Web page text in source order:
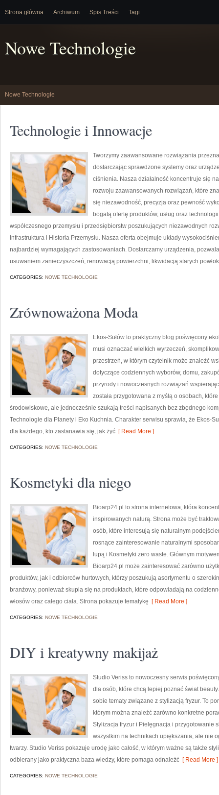
Strona główna Archiwum Spis Treści Tagi
Nowe Technologie
Nowe Technologie
Technologie i Innowacje
Tworzymy zaawansowane rozwiązania
dostarczając sprawdzone systemy oraz
ciśnienia. Nasza działalność koncentruje się
rozwoju zaawansowanych rozwiązań, które
się niezawodność, precyzja oraz pewność
bogatą ofertę produktów, usług oraz
współczesnego przemysłu i przedsiębiorstw poszukujących niezawodnych
Infrastruktura i Historia Przemysłu. Nasza oferta obejmuje układy
najbardziej wymagających zastosowaniach. Dostarczamy urządzenia,
usuwaniem zanieczyszczeń, renowacją powierzchni, likwidacją starych
CATEGORIES: NOWE TECHNOLOGIE
Zrównoważona Moda
Ekos-Sułów to praktyczny blog poświęcony
musi oznaczać wielkich wyrzeczeń,
przestrzeń, w którym czytelnik może znaleźć
dotyczące codziennych wyborów, domu,
przyrody i nowoczesnych rozwiązań
została przygotowana z myślą o osobach,
środowiskowe, ale jednocześnie szukają treści napisanych bez zbędnego
Technologie dla Planety i Eko Kuchnia. Charakter serwisu sprawia, że Ekos-
dla każdego, kto zastanawia się, jak żyć [ Read More ]
CATEGORIES: NOWE TECHNOLOGIE
Kosmetyki dla niego
Bioarp24.pl to strona internetowa, która
inspirowanych naturą. Strona może być
osób, które interesują się naturalnym
rosnące zainteresowanie naturalnymi
lupą i Kosmetyki zero waste. Głównym
Bioarp24.pl może zainteresować zarówno
produktów, jak i odbiorców hurtowych, którzy poszukują asortymentu o
branżowy, ponieważ skupia się na produktach, które odpowiadają na
włosów oraz całego ciała. Strona pokazuje tematykę [ Read More ]
CATEGORIES: NOWE TECHNOLOGIE
DIY i kreatywny makijaż
Studio Veriss to nowoczesny serwis
dla osób, które chcą lepiej poznać świat
sobie tematy związane z stylizacją fryzur. To
którym można znaleźć zarówno konkretne
Stylizacja fryzur i Pielęgnacja i przygotowanie
wszystkim na technikach upiększania, ale nie
twarzy. Studio Veriss pokazuje urodę jako całość, w którym ważne są także
odbierany jako praktyczna baza wiedzy, które pomaga odnaleźć [ Read More ]
CATEGORIES: NOWE TECHNOLOGIE